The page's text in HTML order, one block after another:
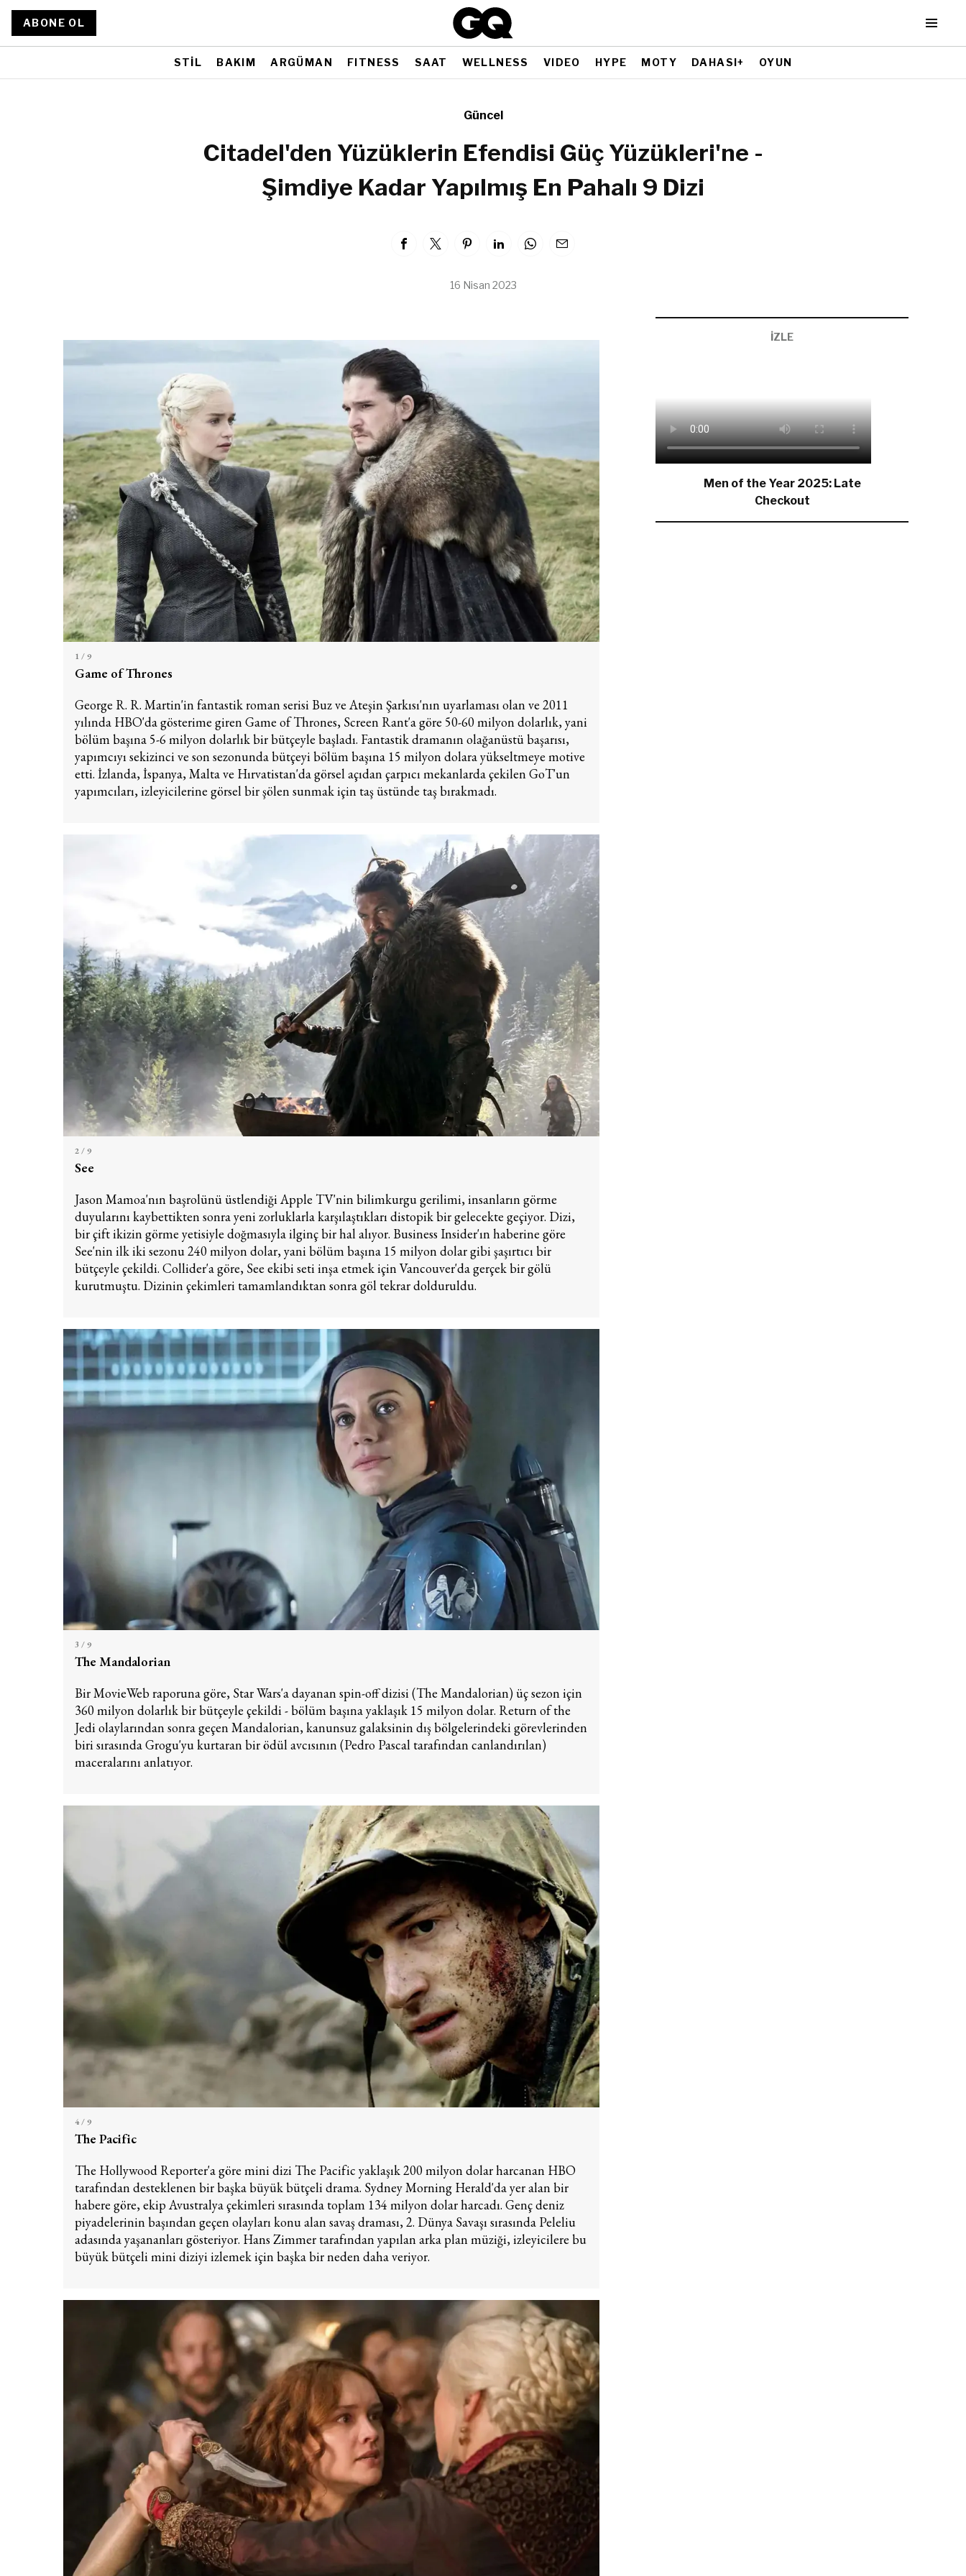
ABONE OL
STİL BAKIM ARGÜMAN FITNESS SAAT WELLNESS VIDEO HYPE MOTY DAHASI+ OYUN
Güncel
Citadel'den Yüzüklerin Efendisi Güç Yüzükleri'ne -
Şimdiye Kadar Yapılmış En Pahalı 9 Dizi
16 Nisan 2023
1 / 9
Game of Thrones
George R. R. Martin'in fantastik roman serisi Buz ve Ateşin Şarkısı'nın uyarlaması olan ve 2011
yılında HBO'da gösterime giren Game of Thrones, Screen Rant'a göre 50-60 milyon dolarlık, yani
bölüm başına 5-6 milyon dolarlık bir bütçeyle başladı. Fantastik dramanın olağanüstü başarısı,
yapımcıyı sekizinci ve son sezonunda bütçeyi bölüm başına 15 milyon dolara yükseltmeye motive
etti. İzlanda, İspanya, Malta ve Hırvatistan'da görsel açıdan çarpıcı mekanlarda çekilen GoT'un
yapımcıları, izleyicilerine görsel bir şölen sunmak için taş üstünde taş bırakmadı.
2/ 9
See
Jason Mamoa'nın başrolünü üstlendiği Apple TV'nin bilimkurgu gerilimi, insanların görme
duyularını kaybettikten sonra yeni zorluklarla karşılaştıkları distopik bir gelecekte geçiyor. Dizi,
bir çift ikizin görme yetisiyle doğmasıyla ilginç bir hal alıyor. Business Insider'ın haberine göre
See'nin ilk iki sezonu 240 milyon dolar, yani bölüm başına 15 milyon dolar gibi şaşırtıcı bir
bütçeyle çekildi. Collider'a göre, See ekibi seti inşa etmek için Vancouver'da gerçek bir gölü
kurutmuştu. Dizinin çekimleri tamamlandıktan sonra göl tekrar dolduruldu.
3 / 9
The Mandalorian
Bir MovieWeb raporuna göre, Star Wars'a dayananspin-offdizisi (The Mandalorian) üç sezon için
360 milyon dolarlık bir bütçeyle çekildi - bölüm başına yaklaşık 15 milyon dolar. Return of the
Jedi olaylarından sonra geçen Mandalorian, kanunsuz galaksinin dış bölgelerindeki görevlerinden
biri sırasında Grogu'yu kurtaran bir ödül avcısının (Pedro Pascal tarafından canlandırılan)
maceralarını anlatıyor.
4/ 9
The Pacific
The Hollywood Reporter'a göre mini dizi The Pacific yaklaşık 200 milyon dolar harcanan HBO
tarafından desteklenen bir başka büyük bütçeli drama. Sydney Morning Herald'da yer alan bir
habere göre, ekip Avustralya çekimleri sırasında toplam 134 milyon dolar harcadı. Genç deniz
piyadelerinin başından geçen olayları konu alan savaş draması, 2. Dünya Savaşı sırasında Peleliu
adasında yaşananları gösteriyor. Hans Zimmer tarafından yapılan arka plan müziği, izleyicilere bu
büyük bütçeli mini diziyi izlemek için başka bir neden daha veriyor.
İZLE
Men of the Year 2025: Late
Checkout